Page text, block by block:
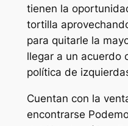
tienen la
tortilla
para quitarle la
llegar a un acuerdo
política de
Cuentan con la
encontrarse